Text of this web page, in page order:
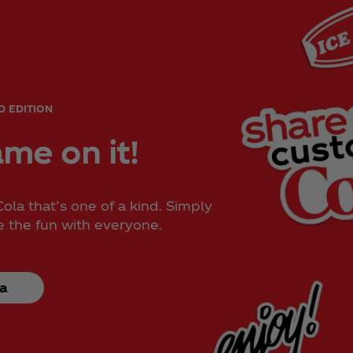
EDITION
on it!
that’s one of a kind. Simply
the fun with everyone.